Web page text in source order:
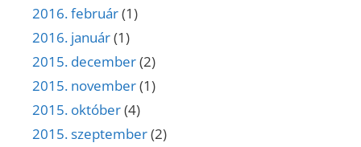
2016. február(1)
2016. január(1)
2015. december(2)
2015. november(1)
2015. október(4)
2015. szeptember(2)